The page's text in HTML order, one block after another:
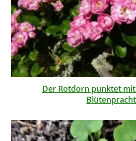
Der Rotdorn punktet
Blütenpracht